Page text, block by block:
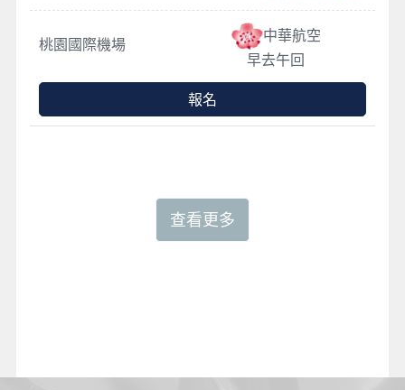
桃園國際機場
中華航空
早去午回
報名
查看更多